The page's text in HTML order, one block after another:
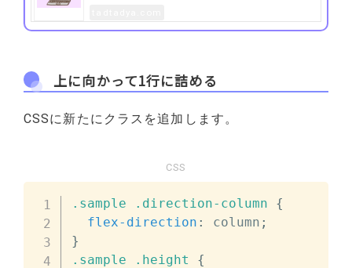
上に向かって1行に詰める
CSSに新たにクラスを追加します。
CSS
.sample .direction-column
{
flex-direction : column ;
}
.sample
.height {